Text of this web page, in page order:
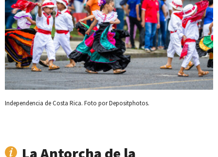
Independencia de Costa Rica. Foto por Depositphotos.
La Antorcha de la